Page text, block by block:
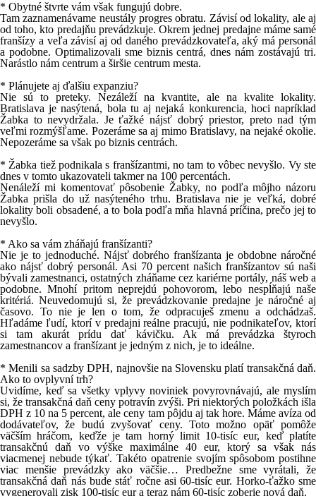
* Obytné štvrte vám však fungujú dobre.
Tam zaznamenávame neustály progres obratu. Závisí od lokality, ale aj
od toho, kto predajňu prevádzkuje. Okrem jednej predajne máme samé
franšízy a veľa závisí aj od daného prevádzkovateľa, aký má personál
a podobne. Optimalizovali sme biznis centrá, dnes nám zostávajú tri.
Narástlo nám centrum a širšie centrum mesta.
* Plánujete aj ďalšiu expanziu?
Nie sú to preteky. Nezáleží na kvantite, ale na kvalite lokality.
Bratislava je nasýtená, bola tu aj nejaká konkurencia, hoci napríklad
Žabka to nevydržala. Je ťažké nájsť dobrý priestor, preto nad tým
veľmi rozmýšľame. Pozeráme sa aj mimo Bratislavy, na nejaké okolie.
Nepozeráme sa však po biznis centrách.
* Žabka tiež podnikala s franšízantmi, no tam to vôbec nevyšlo. Vy ste
dnes v tomto ukazovateli takmer na 100 percentách.
Nenáleží mi komentovať pôsobenie Žabky, no podľa môjho názoru
Žabka prišla do už nasýteného trhu. Bratislava nie je veľká, dobré
lokality boli obsadené, a to bola podľa mňa hlavná príčina, prečo jej to
nevyšlo.
* Ako sa vám zháňajú franšízanti?
Nie je to jednoduché. Nájsť dobrého franšízanta je obdobne náročné
ako nájsť dobrý personál. Asi 70 percent našich franšízantov sú naši
bývali zamestnanci, ostatných zháňame cez kariérne portály, náš web a
podobne. Mnohí pritom neprejdú pohovorom, lebo nespĺňajú naše
kritériá. Neuvedomujú si, že prevádzkovanie predajne je náročné aj
časovo. To nie je len o tom, že odpracuješ zmenu a odchádzaš.
Hľadáme ľudí, ktorí v predajni reálne pracujú, nie podnikateľov, ktorí
si tam akurát prídu dať kávičku. Ak má prevádzka štyroch
zamestnancov a franšízant je jedným z nich, je to ideálne.
* Menili sa sadzby DPH, najnovšie na Slovensku platí transakčná daň.
Ako to ovplyvní trh?
Uvidíme, keď sa všetky vplyvy noviniek povyrovnávajú, ale myslím
si, že transakčná daň ceny potravín zvýši. Pri niektorých položkách išla
DPH z 10 na 5 percent, ale ceny tam pôjdu aj tak hore. Máme avíza od
dodávateľov, že budú zvyšovať ceny. Toto možno opäť pomôže
väčším hráčom, keďže je tam horný limit 10-tisíc eur, keď platíte
transakčnú daň vo výške maximálne 40 eur, ktorý sa však nás
viacmenej nebude týkať. Takéto opatrenie svojím spôsobom postihne
viac menšie prevádzky ako väčšie… Predbežne sme vyrátali, že
transakčná daň nás bude stáť ročne asi 60-tisíc eur. Horko-ťažko sme
vygenerovali zisk 100-tisíc eur a teraz nám 60-tisíc zoberie nová daň.